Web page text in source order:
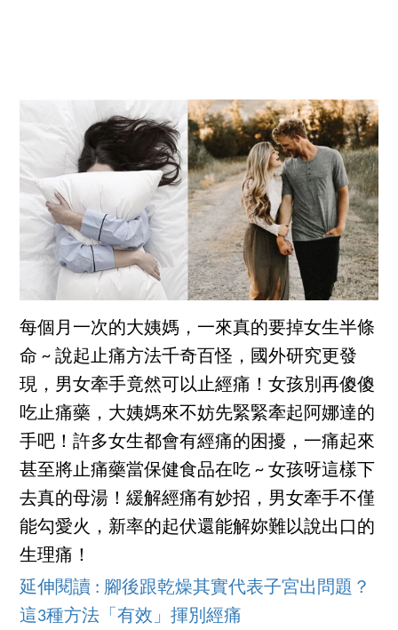
每個月一次的大姨媽，一來真的要掉女生半條
命 ~ 說起止痛方法千奇百怪，國外研究更發
現，男女牽手竟然可以止經痛！女孩別再傻傻
吃止痛藥，大姨媽來不妨先緊緊牽起阿娜達的
手吧！許多女生都會有經痛的困擾，一痛起來
甚至將止痛藥當保健食品在吃 ~ 女孩呀這樣下
去真的母湯！緩解經痛有妙招，男女牽手不僅
能勾愛火，新率的起伏還能解妳難以說出口的
生理痛！
延伸閱讀 : 腳後跟乾燥其實代表子宮出問題？
這3種方法「有效」揮別經痛